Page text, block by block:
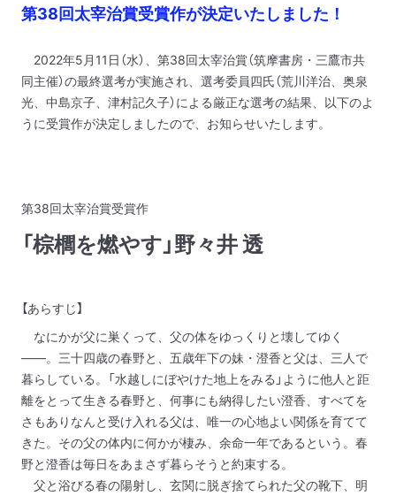
第38回太宰治賞受賞作が決定いたしました！
2022年5月11日（水）、第38回太宰治賞（筑摩書房・三鷹市共
同主催）の最終選考が実施され、選考委員四氏（荒川洋治、奥泉
光、中島京子、津村記久子）による厳正な選考の結果、以下のよ
うに受賞作が決定しましたので、お知らせいたします。
第38回太宰治賞受賞作
「棕櫚を燃やす」野々井 透
【あらすじ】
なにかが父に巣くって、父の体をゆっくりと壊してゆく
――。三十四歳の春野と、五歳年下の妹・澄香と父は、三人で
暮らしている。「水越しにぼやけた地上をみる」ように他人と距
離をとって生きる春野と、何事にも納得したい澄香、すべてを
さもありなんと受け入れる父は、唯一の心地よい関係を育てて
きた。その父の体内に何かが棲み、余命一年であるという。春
野と澄香は毎日をあまさず暮らそうと約束する。
父と浴びる春の陽射し、玄関に脱ぎ捨てられた父の靴下、明